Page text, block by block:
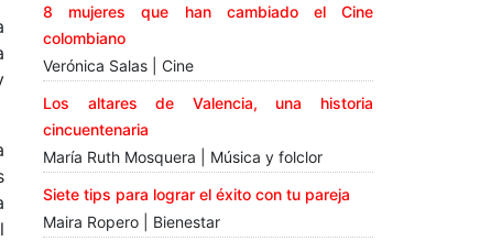
8 mujeres que han cambiado el Cine
colombiano
Verónica Salas | Cine
Los altares de Valencia, una historia
cincuentenaria
María Ruth Mosquera | Música y folclor
Siete tips para lograr el éxito con tu pareja
Maira Ropero | Bienestar